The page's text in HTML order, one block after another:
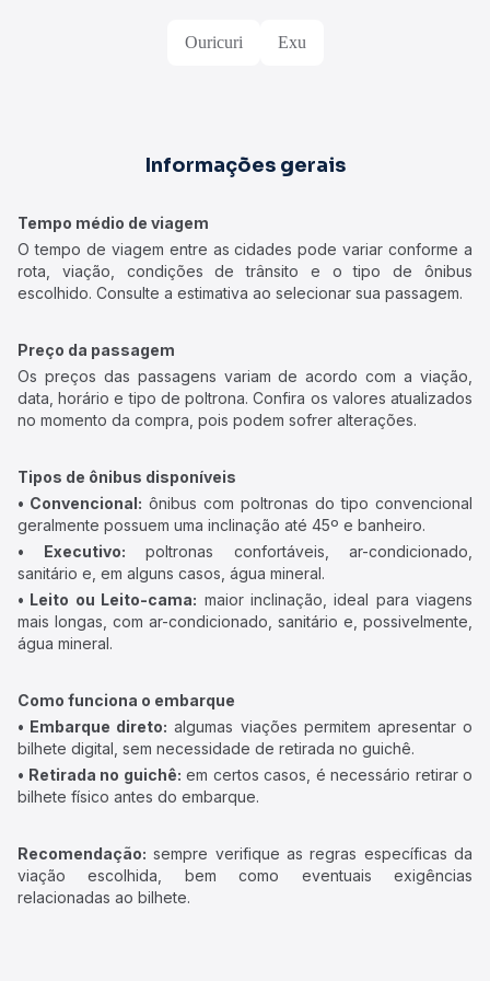
Ouricuri Exu
Informações gerais
Tempo médio de viagem
O tempo de viagem entre as cidades pode variar conforme a
rota, viação, condições de trânsito e o tipo de ônibus
escolhido. Consulte a estimativa ao selecionar sua passagem.
Preço da passagem
Os preços das passagens variam de acordo com a viação,
data, horário e tipo de poltrona. Confira os valores atualizados
no momento da compra, pois podem sofrer alterações.
Tipos de ônibus disponíveis
• Convencional: ônibus com poltronas do tipo convencional
geralmente possuem uma inclinação até 45º e banheiro.
• Executivo: poltronas confortáveis, ar-condicionado,
sanitário e, em alguns casos, água mineral.
• Leito ou Leito-cama: maior inclinação, ideal para viagens
mais longas, com ar-condicionado, sanitário e, possivelmente,
água mineral.
Como funciona o embarque
• Embarque direto: algumas viações permitem apresentar o
bilhete digital, sem necessidade de retirada no guichê.
• Retirada no guichê: em certos casos, é necessário retirar o
bilhete físico antes do embarque.
Recomendação: sempre verifique as regras específicas da
viação escolhida, bem como eventuais exigências
relacionadas ao bilhete.